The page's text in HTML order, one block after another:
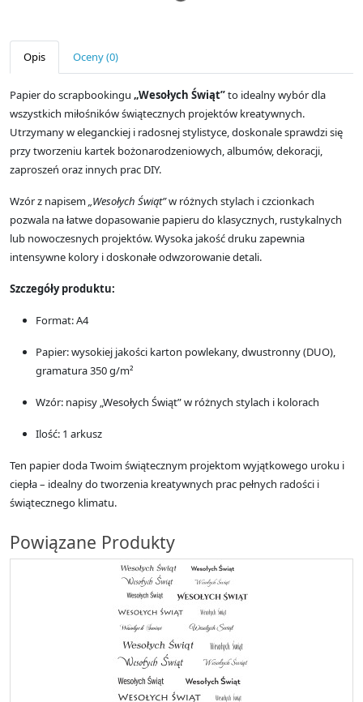
Opis Oceny (0)
Papier do scrapbookingu „Wesołych Świąt”to idealny wybór dla
wszystkich miłośników świątecznych projektów kreatywnych.
Utrzymany w eleganckiej i radosnej stylistyce, doskonale sprawdzi się
przy tworzeniu kartek bożonarodzeniowych, albumów, dekoracji,
zaproszeń oraz innych prac DIY.
Wzór z napisem„Wesołych Świąt”w różnych stylach i czcionkach
pozwala na łatwe dopasowanie papieru do klasycznych, rustykalnych
lub nowoczesnych projektów. Wysoka jakość druku zapewnia
intensywne kolory i doskonałe odwzorowanie detali.
Szczegóły produktu:
Format: A4
Papier: wysokiej jakości karton powlekany, dwustronny (DUO),
gramatura 350 g/m²
Wzór: napisy „Wesołych Świąt” w różnych stylach i kolorach
Ilość: 1 arkusz
Ten papier doda Twoim świątecznym projektom wyjątkowego uroku i
ciepła – idealny do tworzenia kreatywnych prac pełnych radości i
świątecznego klimatu.
Powiązane Produkty